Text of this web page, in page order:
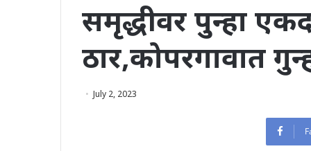
समृद्धीवर पुन्हा
ठार,कोपरगावात
July 2, 2023